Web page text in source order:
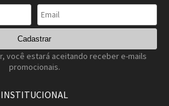
você estará aceitando receber e-mails
promocionais.
INSTITUCIONAL